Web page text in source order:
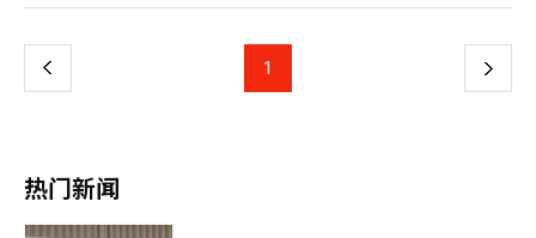
提前完成KAIST研究生课程。※ 本报道经人工智能（AI）系统翻译
上 1 下
热门新闻